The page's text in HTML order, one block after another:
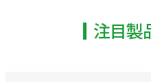
注目製